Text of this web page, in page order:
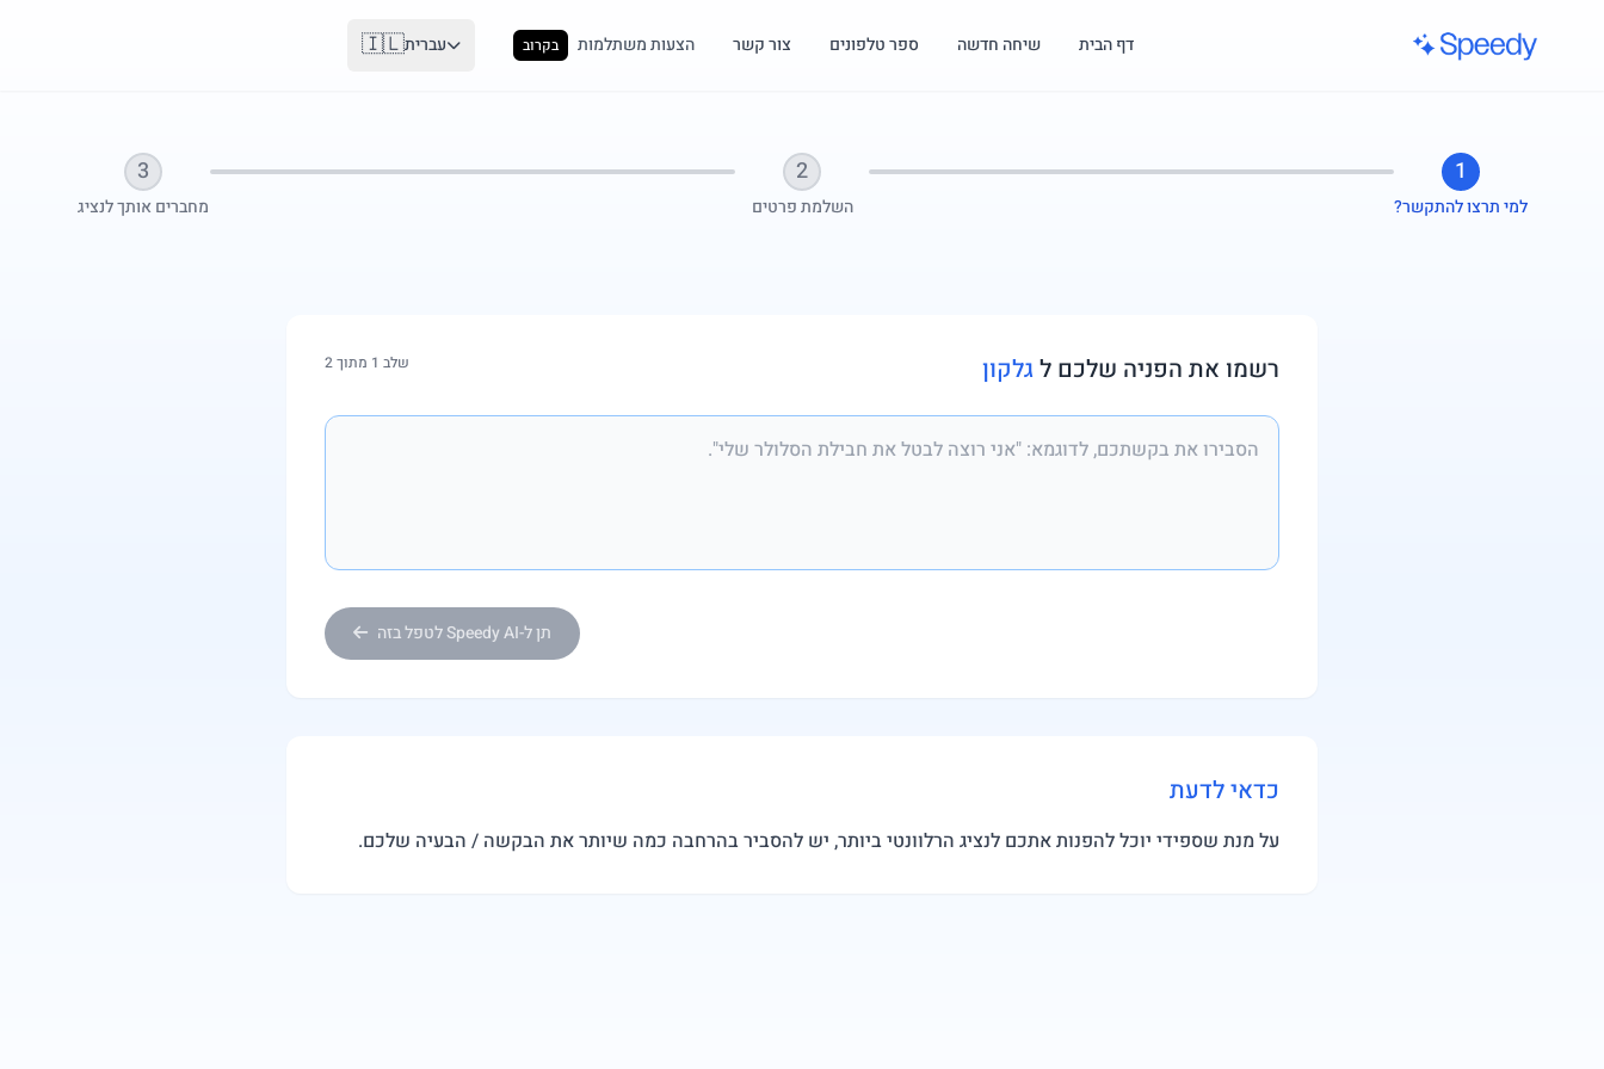
🇮🇱עברית הצעות משתלמות בקרוב צור קשר ספר טלפונים שיחה חדשה דף הבית
1
למי תרצו להתקשר?
2
השלמת פרטים
3
מחברים אותך לנציג
רשמו את הפניה שלכם לגלקון שלב 1 מתוך 2
תן ל-Speedy AI לטפל בזה
כדאי לדעת
על מנת שספידי יוכל להפנות אתכם לנציג הרלוונטי ביותר, יש להסביר בהרחבה כמה שיותר את הבקשה / הבעיה שלכם.